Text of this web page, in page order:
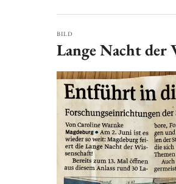
Lange Nacht der
BILD